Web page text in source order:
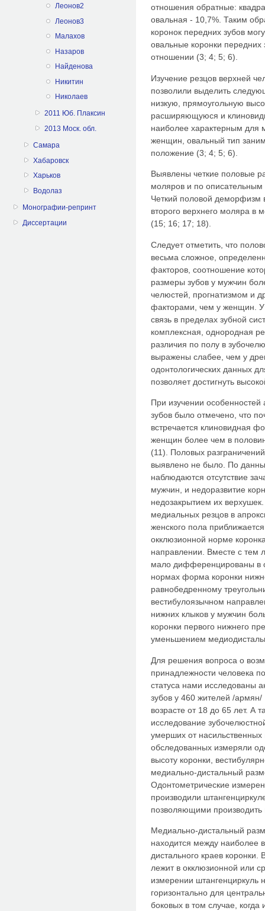
Леонов2
Леонов3
Малахов
Назаров
Найденова
Никитин
Николаев
2011 Юб. Плаксин
2013 Моск. обл.
Самара
Хабаровск
Харьков
Водолаз
Монографии-репринт
Диссертации
отношения обратные:
овальная - 10,7%. Таким
коронок передних зубов
овальные коронки
отношении (3; 4; 5; 6).
Изучение резцов верхней
позволили выделить
низкую, прямоугольную
расширяющуюся и
наиболее характерным для
женщин, овальный тип
положение (3; 4; 5; 6).
Выявлены четкие половые
моляров и по
Четкий половой деморфизм
второго верхнего моляра в
(15; 16; 17; 18).
Следует отметить, что
весьма сложное,
факторов, соотношение
размеры зубов у мужчин
челюстей, прогнатизмом и
факторами, чем у женщин.
связь в пределах зубной
комплексная, однородная
различия по полу в
выражены слабее, чем у
одонтологических данных
позволяет достигнуть
При изучении
зубов было отмечено, что
встречается клиновидная
женщин более чем в
(11). Половых
выявлено не было. По
наблюдаются отсутствие
мужчин, и недоразвитие
недозакрытием их
медиальных резцов в
женского пола
окклюзионной норме
направлении. Вместе с тем
мало дифференцированы в
нормах форма коронки
равнобедренному
вестибулоязычном
нижних клыков у мужчин
коронки первого нижнего
уменьшением
Для решения вопроса о
принадлежности человека
статуса нами исследованы
зубов у 460 жителей /
возрасте от 18 до 65 лет. А
исследование
умерших от
обследованных измеряли
высоту коронки,
медиально-дистальный
Одонтометрические
производили
позволяющими
Медиально-дистальный
находится между наиболее
дистального краев
лежит в окклюзионной или
измерении штангенциркуль
горизонтально для
боковых в том случае, когда